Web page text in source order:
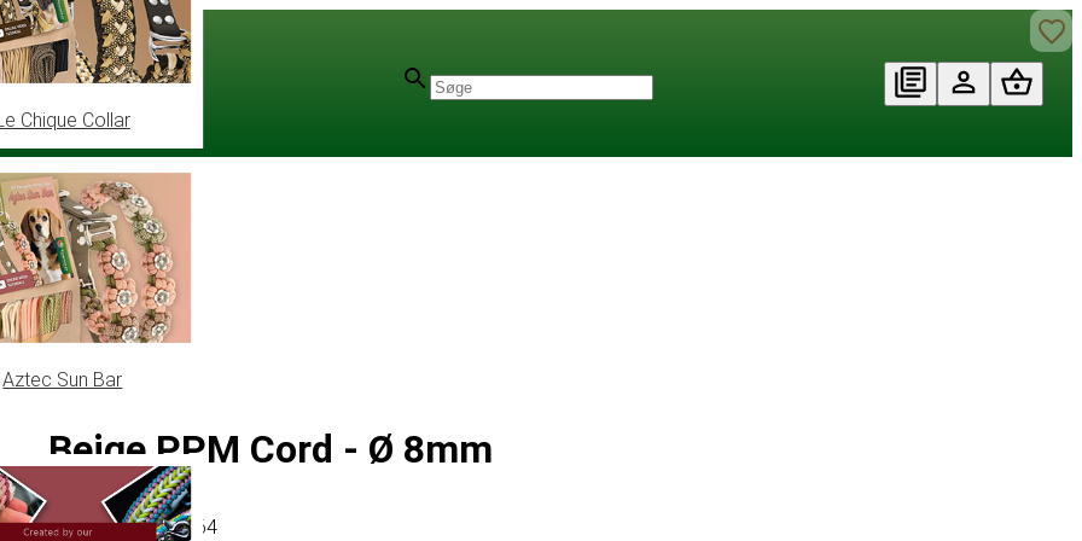
Chique Collar
Aztec Sun Bar
Beige PPM Cord - Ø 8mm
Artikel# MT011164